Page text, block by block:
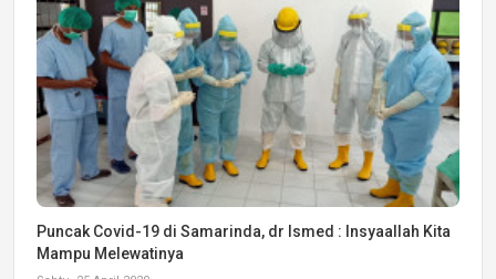
Puncak Covid-19 di Samarinda, dr Ismed : Insyaallah Kita
Mampu Melewatinya